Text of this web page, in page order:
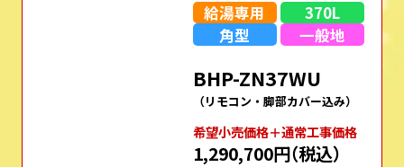
給湯専用
370L
角型
一般地
BHP-ZN37WU
（リモコン・脚部カバー込み）
希望⼩売価格＋通常⼯事価格
1,290,700円（税込）